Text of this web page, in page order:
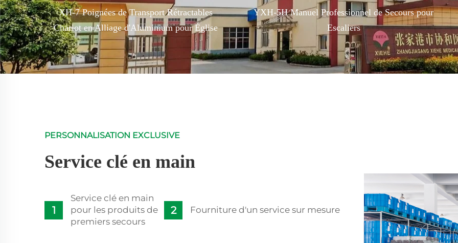
XH-7 Poignées de Transport Rétractables
Chariot en Alliage d'Aluminium pour Église
YXH-5H Manuel Professionnel de Secours pour
Escaliers
PERSONNALISATION EXCLUSIVE
Service clé en main
Service clé en main
pour les produits de
premiers secours
Fourniture d'un service sur mesure